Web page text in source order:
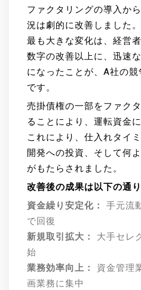
ファクタリングの導入か
況は劇的に改善しました。
最も大きな変化は、経営
数字の改善以上に、迅速
になったことが、A社の
です。
売掛債権の一部をファク
ることにより、運転資金
これにより、仕入れタイ
開発への投資、そして何
がもたらされました。
改善後の成果は以下の通り
資金繰り安定化：
手元流
で回復
新規取引拡大：
大手セレ
始
業務効率向上：
資金管理
画業務に集中